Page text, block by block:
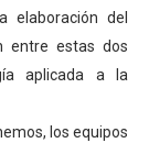
elaboración del
entre estas dos
aplicada a la
los equipos